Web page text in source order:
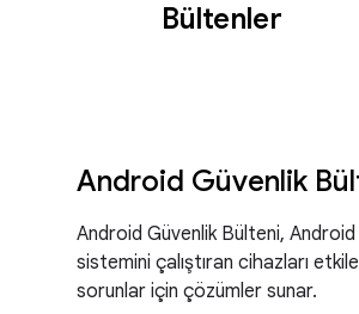
Bültenler
Android Güvenlik
Android Güvenlik Bülteni,
sistemini çalıştıran cihazları
sorunlar için çözümler sunar.